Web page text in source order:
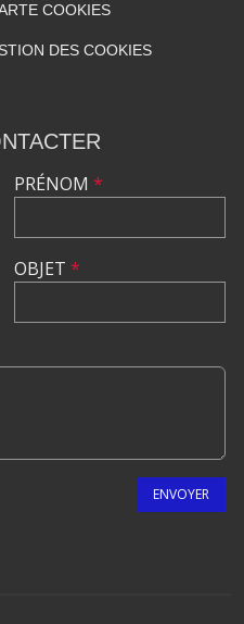
COOKIES
DES COOKIES
PRÉNOM *
OBJET *
ENVOYER